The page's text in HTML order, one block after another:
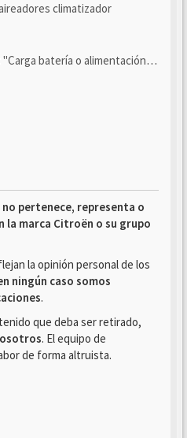
climatizador
batería o alimentación eléctri...
no pertenece, representa o
la marca Citroën o su grupo
la opinión personal de los
ningún caso somos
.
que deba ser retirado,
. El equipo de
de forma altruista.